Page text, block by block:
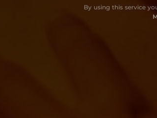
By using this service